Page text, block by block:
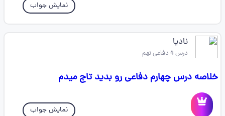
نمایش جواب
نادیا
درس 4 دفاعی نهم
خلاصه درس چهارم دفاعی رو بدید تاج میدم
نمایش جواب